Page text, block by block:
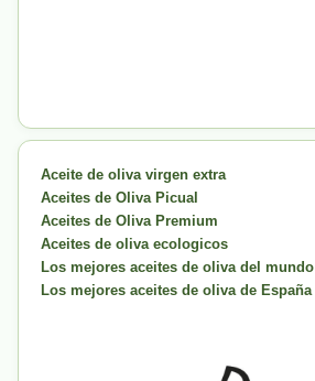
Aceite de oliva virgen extra
Aceites de Oliva Picual
Aceites de Oliva Premium
Aceites de oliva ecologicos
Los mejores aceites de oliva del mundo
Los mejores aceites de oliva de España